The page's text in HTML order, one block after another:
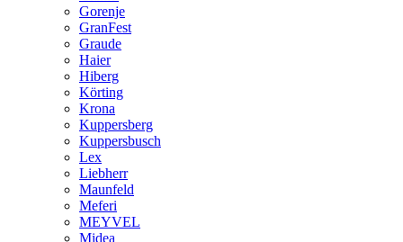
Gorenje
GranFest
Graude
Haier
Hiberg
Körting
Krona
Kuppersberg
Kuppersbusch
Lex
Liebherr
Maunfeld
Meferi
MEYVEL
Midea